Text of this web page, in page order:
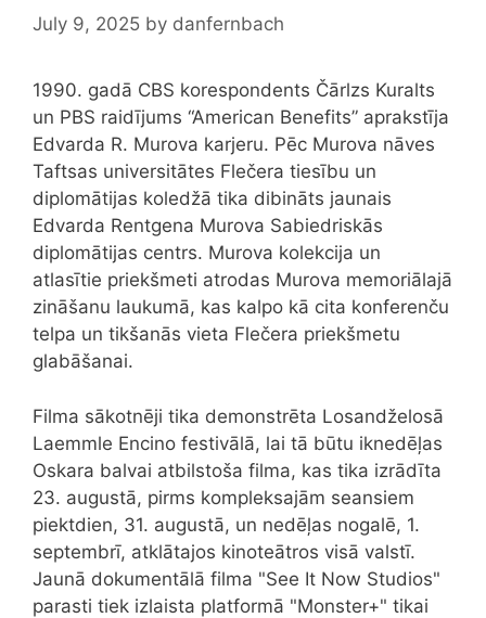
July 9, 2025 by danfernbach
1990. gadā CBS korespondents Čārlzs Kuralts
un PBS raidījums “American Benefits” aprakstīja
Edvarda R. Murova karjeru. Pēc Murova nāves
Taftsas universitātes Flečera tiesību un
diplomātijas koledžā tika dibināts jaunais
Edvarda Rentgena Murova Sabiedriskās
diplomātijas centrs. Murova kolekcija un
atlasītie priekšmeti atrodas Murova memoriālajā
zināšanu laukumā, kas kalpo kā cita konferenču
telpa un tikšanās vieta Flečera priekšmetu
glabāšanai.
Filma sākotnēji tika demonstrēta Losandželosā
Laemmle Encino festivālā, lai tā būtu iknedēļas
Oskara balvai atbilstoša filma, kas tika izrādīta
23. augustā, pirms kompleksajām seansiem
piektdien, 31. augustā, un nedēļas nogalē, 1.
septembrī, atklātajos kinoteātros visā valstī.
Jaunā dokumentālā filma "See It Now Studios"
parasti tiek izlaista platformā "Monster+" tikai